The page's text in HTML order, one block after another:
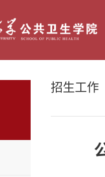
招生工作